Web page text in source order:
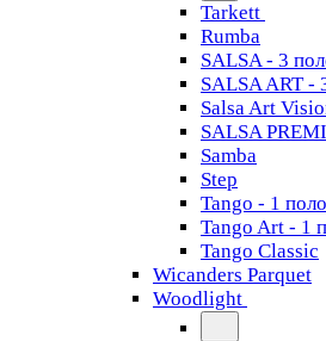
Tarkett
Rumba
SALSA - 3
SALSA ART -
Salsa Art
SALSA
Samba
Step
Tango - 1
Tango Art - 1
Tango Classiс
Wicanders Parquet
Woodlight